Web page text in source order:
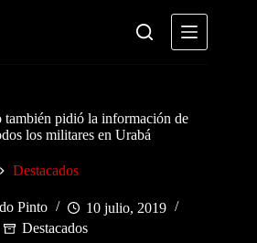
también pidió la información de
los militares en Urabá
Destacados
Pinto
10 julio, 2019
Destacados